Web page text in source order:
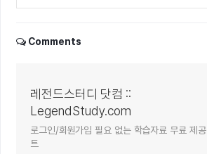
Comments
레전드스터디 닷컴 ::
LegendStudy.com
로그인/회원가입 필요 없는 학습자료 무료 제공
트